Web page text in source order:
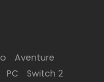
Aventure
PC
Switch 2